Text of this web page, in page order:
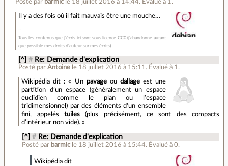
Posté par barmic le 18 juillet 2016 à 14:44. Évalué à 1 .
Il y a des fois où il fait mauvais être une mouche…
Tous les contenus que j'écris ici sont sous licence CC0 (j'abandonne autant
que possible mes droits d'auteur sur mes écrits)
[^] # Re: Demande d'explication
Posté parAntoine le 18 juillet 2016 à 15:11 . Évalué à 1 .
Wikipédia dit : « Un pavageou dallageest une
partition d’un espace (généralement un espace
euclidien comme le plan ou l’espace
tridimensionnel) par des éléments d'un ensemble
fini, appelés tuiles(plus précisément, ce sont des compacts
d’intérieur non vide). »
[^] # Re: Demande d'explication
Posté par barmic le 18 juillet 2016 à 15:44. Évalué à 0.
Wikipédia dit